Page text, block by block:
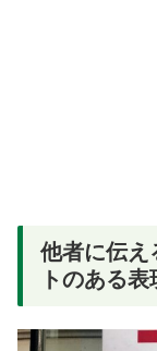
他者に伝え
トのある